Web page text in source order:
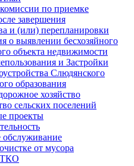
по приемке
завершения
и (или) перепланировки
о выявлении бесхозяйного
объекта недвижимости
и Застройки
Слюдянского
образования
хозяйство
сельских поселений
проекты
обслуживание
от мусора
ТКО